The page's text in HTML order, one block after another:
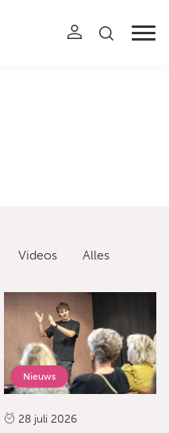
Videos Alles
Nieuws
28 juli 2026